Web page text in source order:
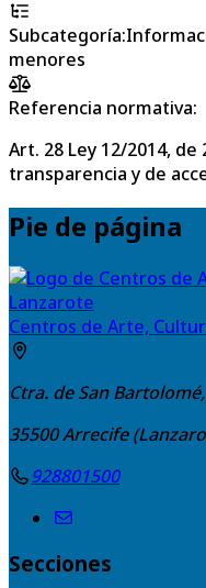
Subcategoría:
menores
Referencia normativa:
Art. 28 Ley 12/2014,
transparencia y de
Pie de página
Centros de Arte,
Ctra. de San
35500Arrecife
928801500
Secciones